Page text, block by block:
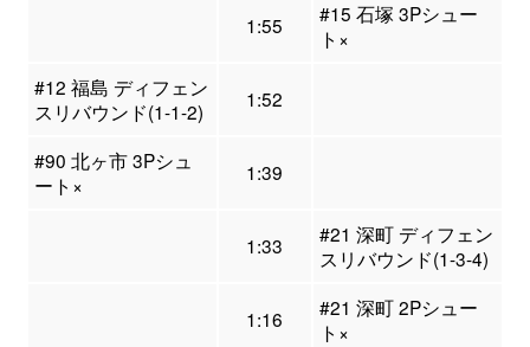
1:55
#15 石塚 3Pシュー
ト×
#12 福島 ディフェン
スリバウンド(1-1-2)
1:52
#90 北ヶ市 3Pシュ
ート×
1:39
1:33
#21 深町 ディフェン
スリバウンド(1-3-4)
1:16
#21 深町 2Pシュー
ト×